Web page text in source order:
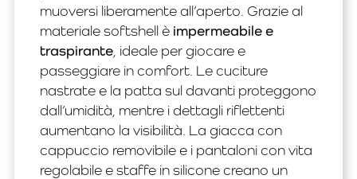
muoversi liberamente all’aperto. Grazie al
materiale softshell è impermeabile e
traspirante , ideale per giocare e
passeggiare in comfort. Le cuciture
nastrate e la patta sul davanti proteggono
dall’umidità, mentre i dettagli riflettenti
aumentano la visibilità. La giacca con
cappuccio removibile e i pantaloni con vita
regolabile e staffe in silicone creano un